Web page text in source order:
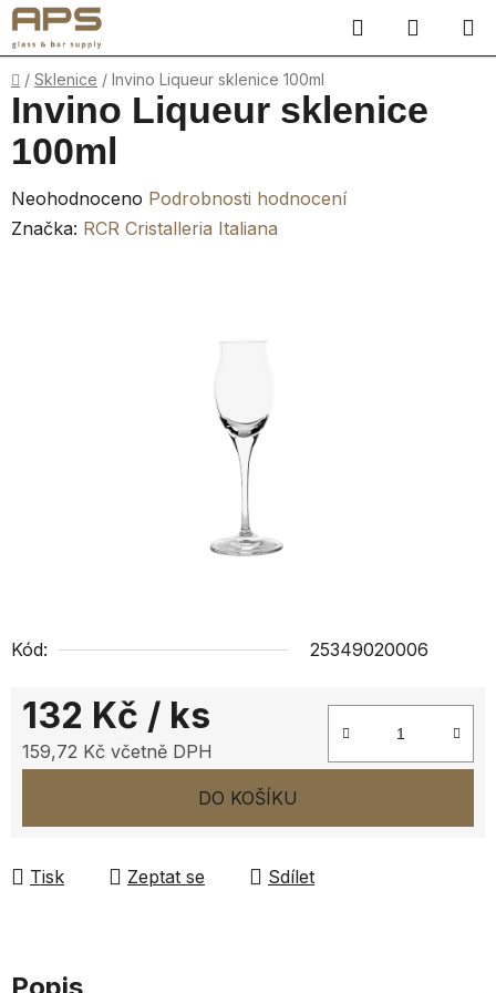
Přejít
na
obsah
Hledat
KOŠÍK
Domů
/ Sklenice / Invino Liqueur sklenice 100ml
Kód: 25349020006
132 Kč / ks
159,72 Kč včetně DPH
DO KOŠÍKU
Tisk Zeptat se Sdílet
Invino Liqueur sklenice
100ml
Průměrné
hodnocení
Neohodnoceno Podrobnosti hodnocení
Značka: RCR Cristalleria Italiana
Popis